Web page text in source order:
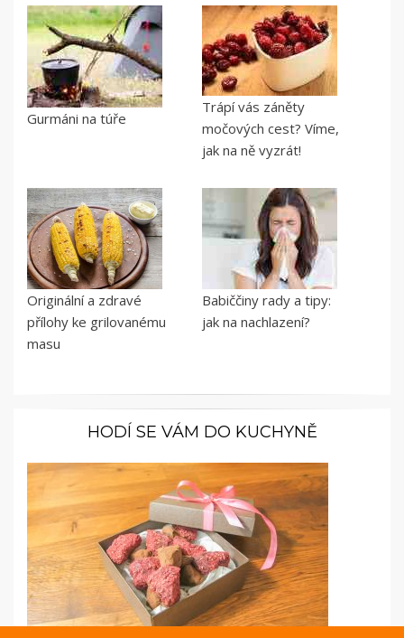
Gurmáni na túře
Trápí vás záněty
močových cest? Víme,
jak na ně vyzrát!
Originální a zdravé
přílohy ke grilovanému
masu
Babiččiny rady a tipy:
jak na nachlazení?
HODÍ SE VÁM DO KUCHYNĚ